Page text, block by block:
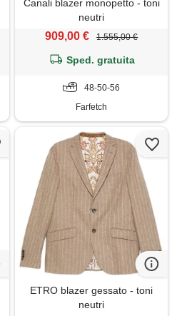
Canali blazer monopetto - toni
neutri
909,00 € 1.555,00 €
Sped. gratuita
48-50-56
Farfetch
ETRO blazer gessato - toni
neutri